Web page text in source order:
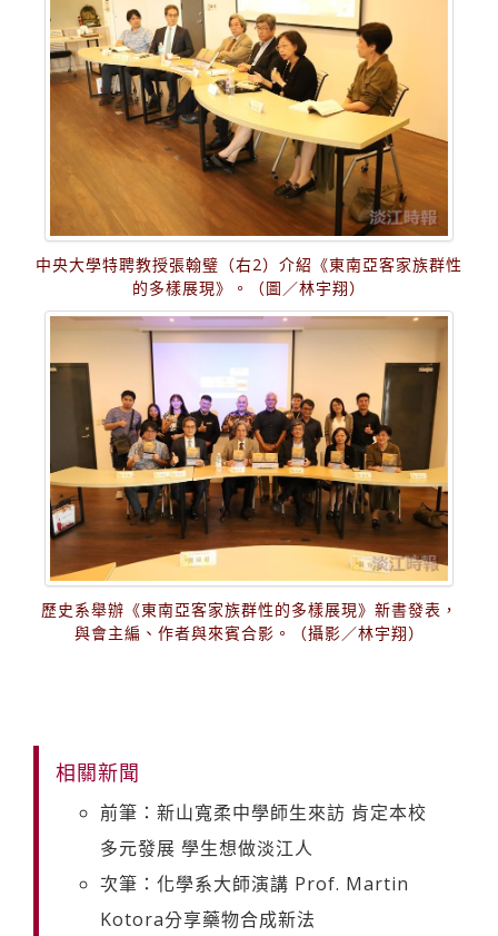
中央大學特聘教授張翰璧（右2）介紹《東南亞客家族群性
的多樣展現》。（圖／林宇翔）
歷史系舉辦《東南亞客家族群性的多樣展現》新書發表，
與會主編、作者與來賓合影。（攝影／林宇翔）
相關新聞
前筆：新山寬柔中學師生來訪 肯定本校
多元發展 學生想做淡江人
次筆：化學系大師演講 Prof. Martin
Kotora分享藥物合成新法